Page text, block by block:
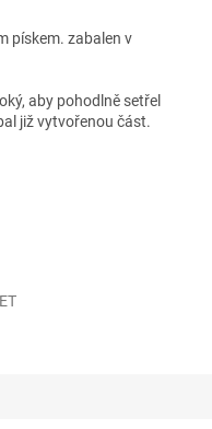
pískem. zabalen v
aby pohodlně setřel
již vytvořenou část.